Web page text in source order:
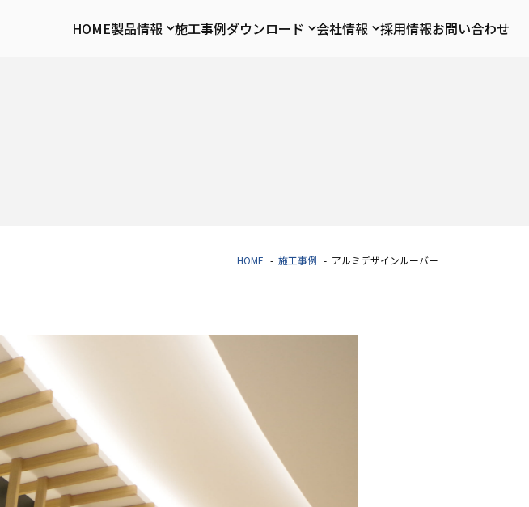
HOME製品情報 施工事例ダウンロード 会社情報 採用情報お問い合わせ
HOME 施工事例 アルミデザインルーバー